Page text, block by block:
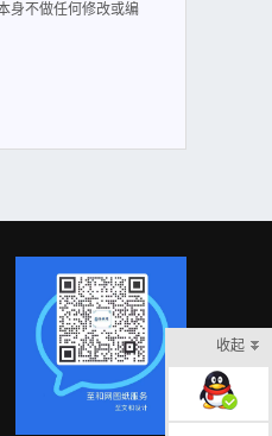
身不做任何修改或编
收起
在线客服